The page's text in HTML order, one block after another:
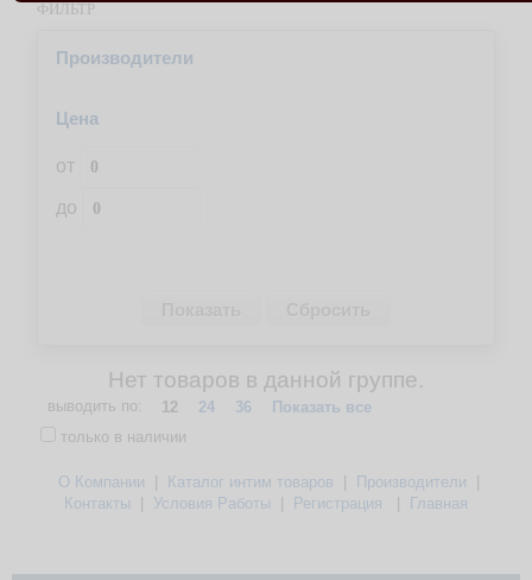
ФИЛЬТР
Производители
Цена
от
до
Нет товаров в данной группе.
выводить по: 12 24 36
Показать все
только в наличии
О Компании | Каталог интим товаров | Производители |
Контакты | Условия Работы | Регистрация | Главная